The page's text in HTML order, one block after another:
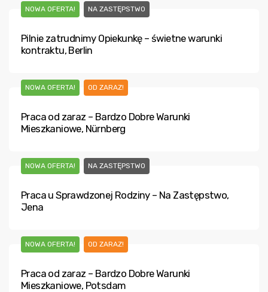
NOWA OFERTA! NA ZASTĘPSTWO
Pilnie zatrudnimy Opiekunkę – świetne warunki
kontraktu, Berlin
NOWA OFERTA! OD ZARAZ!
Praca od zaraz – Bardzo Dobre Warunki
Mieszkaniowe, Nürnberg
NOWA OFERTA! NA ZASTĘPSTWO
Praca u Sprawdzonej Rodziny – Na Zastępstwo,
Jena
NOWA OFERTA! OD ZARAZ!
Praca od zaraz – Bardzo Dobre Warunki
Mieszkaniowe, Potsdam